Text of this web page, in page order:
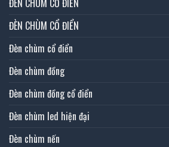
ĐÈN CHÙM CỔ ĐIỂN
ĐÈN CHÙM CỔ ĐIỂN
Đèn chùm cổ điển
Đèn chùm đồng
Đèn chùm đồng cổ điển
Đèn chùm led hiện đại
Đèn chùm nến